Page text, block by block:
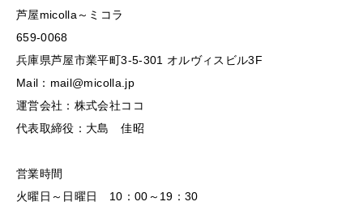
芦屋micolla～ミコラ
659-0068
兵庫県芦屋市業平町3-5-301 オルヴィスビル3F
Mail：mail@micolla.jp
運営会社：株式会社ココ
代表取締役：大島 佳昭
営業時間
火曜日～日曜日 10：00～19：30